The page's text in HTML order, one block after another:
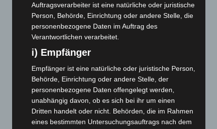
Juli 2025(90)
(103)
Mai 2025(112)
April 2025(88)
März 2025(111)
Februar 2025(96)
Januar 2025(88)
Dezember 2024(89)
November 2024(94)
Auftragsverarbeiter ist eine natürliche oder juristische
Person, Behörde, Einrichtung oder andere Stelle, die
personenbezogene Daten im Auftrag des
Verantwortlichen verarbeitet.
i) Empfänger
Empfänger ist eine natürliche oder juristische Person,
Behörde, Einrichtung oder andere Stelle, der
personenbezogene Daten offengelegt werden,
unabhängig davon, ob es sich bei ihr um einen
Dritten handelt oder nicht. Behörden, die im Rahmen
eines bestimmten Untersuchungsauftrags nach dem